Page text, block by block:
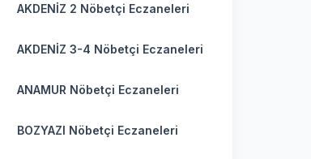
AKDENİZ 2 Nöbetçi Eczaneleri
AKDENİZ 3-4 Nöbetçi Eczaneleri
ANAMUR Nöbetçi Eczaneleri
BOZYAZI Nöbetçi Eczaneleri